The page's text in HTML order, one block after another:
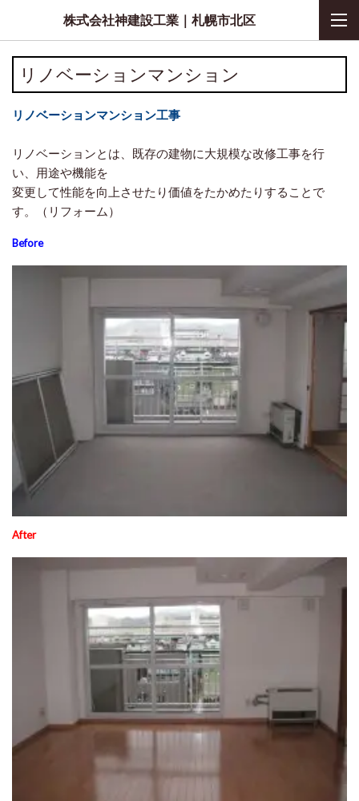
株式会社神建設工業｜札幌市北区
リノベーションマンション
リノベーションマンション工事
リノベーションとは、既存の建物に大規模な改修工事を行
い、用途や機能を
変更して性能を向上させたり価値をたかめたりすることで
す。（リフォーム）
Before
After